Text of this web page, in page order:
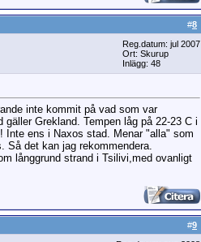
#8
Reg.datum: jul 2007
Ort: Skurup
Inlägg: 48
inte kommit på vad som var
Grekland. Tempen låg på 22-23 C i
Inte ens i Naxos stad. Menar "alla" som
Så det kan jag rekommendera.
långgrund strand i Tsilivi,med ovanligt
#9